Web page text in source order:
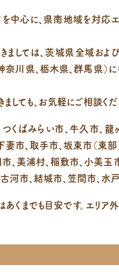
中心に、県南地域を対応エ
ましては、茨城県全域およ
奈川県、栃木県、群馬県）に
しても、お気軽にご相談くだ
くばみらい市、牛久市、龍
妻市、取手市、坂東市（東部
、美浦村、稲敷市、小美玉
古河市、結城市、笠間市、
くまでも目安です。エリア